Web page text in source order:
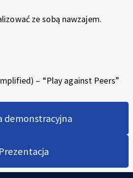
ze sobą nawzajem.
– “Play against Peers”
demonstracyjna
Prezentacja